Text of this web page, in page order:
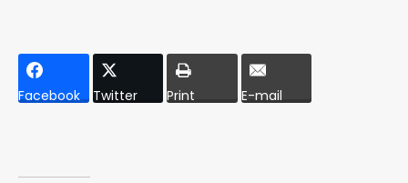
Facebook Twitter Print E-mail